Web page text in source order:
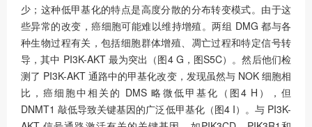
少；这种低甲基化的特点是高度分散的分布转变模式。由于这
些异常的改变，癌细胞可能难以维持增殖。两组 DMG 都与各
种生物过程有关，包括细胞群体增殖、凋亡过程和特定信号转
导，其中 PI3K-AKT 最为突出（图4 G，图S5C）。然后他们检
测了 PI3K-AKT 通路中的甲基化改变，发现虽然与 NOK 细胞相
比，癌细胞中相关的 DMS 略微低甲基化（图4 H），但
DNMT1 敲低导致关键基因的广泛低甲基化（图4 I）。与 PI3K-